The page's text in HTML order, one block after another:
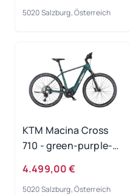
5020 Salzburg, Österreich
KTM Macina Cross
710 - green-purple-
Rahmengröße: 60 cm
4.499,00 €
5020 Salzburg, Österreich